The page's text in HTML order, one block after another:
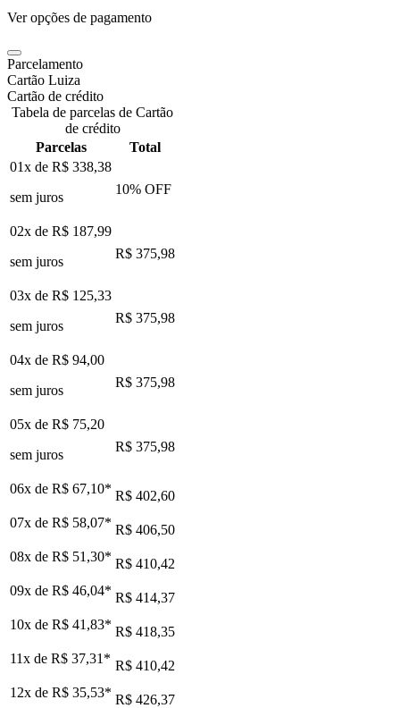
Ver opções de pagamento
Parcelamento
Cartão Luiza
Cartão de crédito
Tabela de parcelas de Cartão
de crédito
Parcelas
Total
01x de R$ 338,38
sem juros
10% OFF
02x de R$ 187,99
sem juros
R$ 375,98
03x de R$ 125,33
sem juros
R$ 375,98
04x de R$ 94,00
sem juros
R$ 375,98
05x de R$ 75,20
sem juros
R$ 375,98
06x de R$ 67,10* R$ 402,60
07x de R$ 58,07* R$ 406,50
08x de R$ 51,30* R$ 410,42
09x de R$ 46,04* R$ 414,37
10x de R$ 41,83* R$ 418,35
11x de R$ 37,31 * R$ 410,42
12x de R$ 35,53* R$ 426,37